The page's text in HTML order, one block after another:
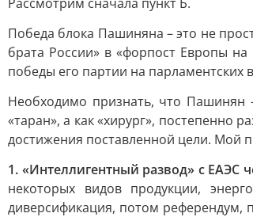
Победа блока Пашиняна – это не
брата России» в «форпост Европы
победы его партии на парламентских
Необходимо признать, что Пашинян
«таран», а как «хирург», постепенно
достижения поставленной цели. Мой
1. «Интеллигентный развод» с ЕАЭС
некоторых видов продукции,
диверсификация, потом референдум,